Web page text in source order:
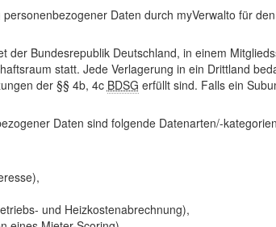
Daten durch myVerwalto für
Bundesrepublik Deutschland, in einem
statt. Jede Verlagerung in ein Drittland
der §§ 4b, 4c BDSG erfüllt sind. Falls ein
Daten sind folgende Datenarten/-
und Heizkostenabrechnung),